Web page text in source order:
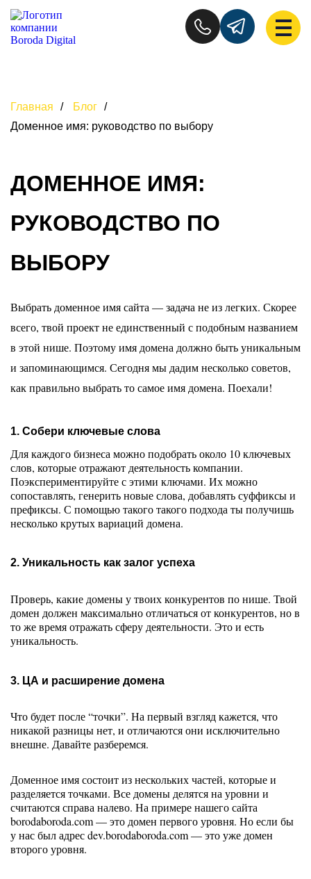
Главная / Блог /
Доменное имя: руководство по выбору
ДОМЕННОЕ ИМЯ:
РУКОВОДСТВО ПО
ВЫБОРУ
Выбрать доменное имя сайта — задача не из легких. Скорее
всего, твой проект не единственный с подобным названием
в этой нише. Поэтому имя домена должно быть уникальным
и запоминающимся. Сегодня мы дадим несколько советов,
как правильно выбрать то самое имя домена. Поехали!
1. Собери ключевые слова
Для каждого бизнеса можно подобрать около 10 ключевых
слов, которые отражают деятельность компании.
Поэкспериментируйте с этими ключами. Их можно
сопоставлять, генерить новые слова, добавлять суффиксы и
префиксы. С помощью такого такого подхода ты получишь
несколько крутых вариаций домена.
2. Уникальность как залог успеха
Проверь, какие домены у твоих конкурентов по нише. Твой
домен должен максимально отличаться от конкурентов, но в
то же время отражать сферу деятельности. Это и есть
уникальность.
3. ЦА и расширение домена
Что будет после “точки”. На первый взгляд кажется, что
никакой разницы нет, и отличаются они исключительно
внешне. Давайте разберемся.
Доменное имя состоит из нескольких частей, которые и
разделяется точками. Все домены делятся на уровни и
считаются справа налево. На примере нашего сайта
borodaboroda.com — это домен первого уровня. Но если бы
у нас был адрес dev.borodaboroda.com — это уже домен
второго уровня.